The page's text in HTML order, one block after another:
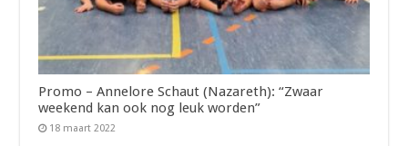
Promo – Annelore Schaut (Nazareth): “Zwaar
weekend kan ook nog leuk worden”
18 maart 2022